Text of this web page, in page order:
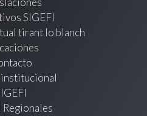
SIGEFI
tirant lo blanch
Regionales